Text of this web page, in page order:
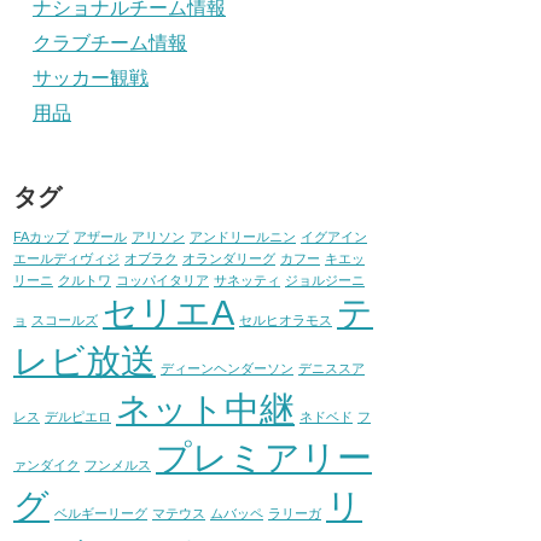
ナショナルチーム情報
クラブチーム情報
サッカー観戦
用品
タグ
FAカップ アザール アリソン アンドリールニン イグアイン
エールディヴィジ オブラク オランダリーグ カフー キエッ
リーニ クルトワ コッパイタリア サネッティ ジョルジーニ
ョ スコールズ セリエA セルヒオラモス
テ
レビ放送 ディーンヘンダーソン デニススア
レス デルピエロ ネット中継 ネドベド フ
ァンダイク フンメルス
プレミアリー
グ ベルギーリーグ マテウス ムバッペ ラリーガ
リ